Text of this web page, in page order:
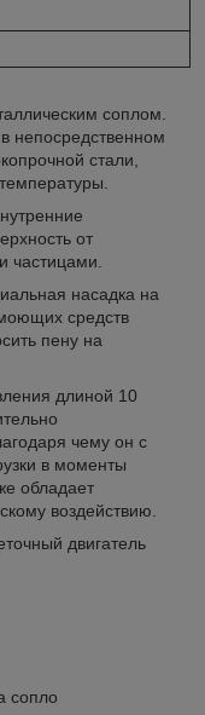
соплом.
непосредственном
стали,
от
частицами.
насадка на
средств
пену на
длиной 10
чему он с
в моменты
обладает
воздействию.
двигатель
сопло